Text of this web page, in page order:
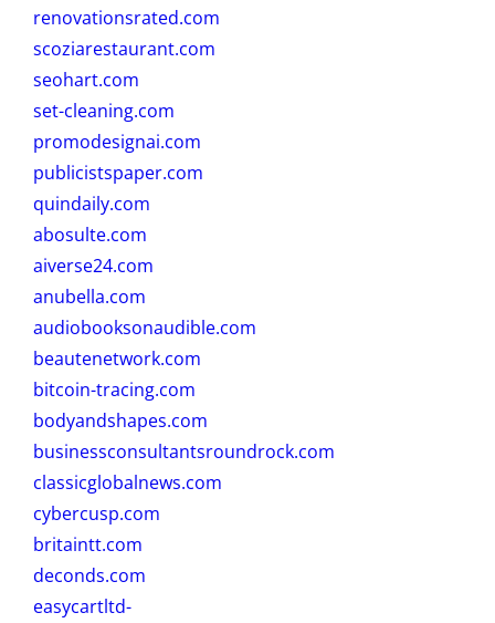
renovationsrated.com
scoziarestaurant.com
seohart.com
set-cleaning.com
promodesignai.com
publicistspaper.com
quindaily.com
abosulte.com
aiverse24.com
anubella.com
audiobooksonaudible.com
beautenetwork.com
bitcoin-tracing.com
bodyandshapes.com
businessconsultantsroundrock.com
classicglobalnews.com
cybercusp.com
britaintt.com
deconds.com
easycartltd-